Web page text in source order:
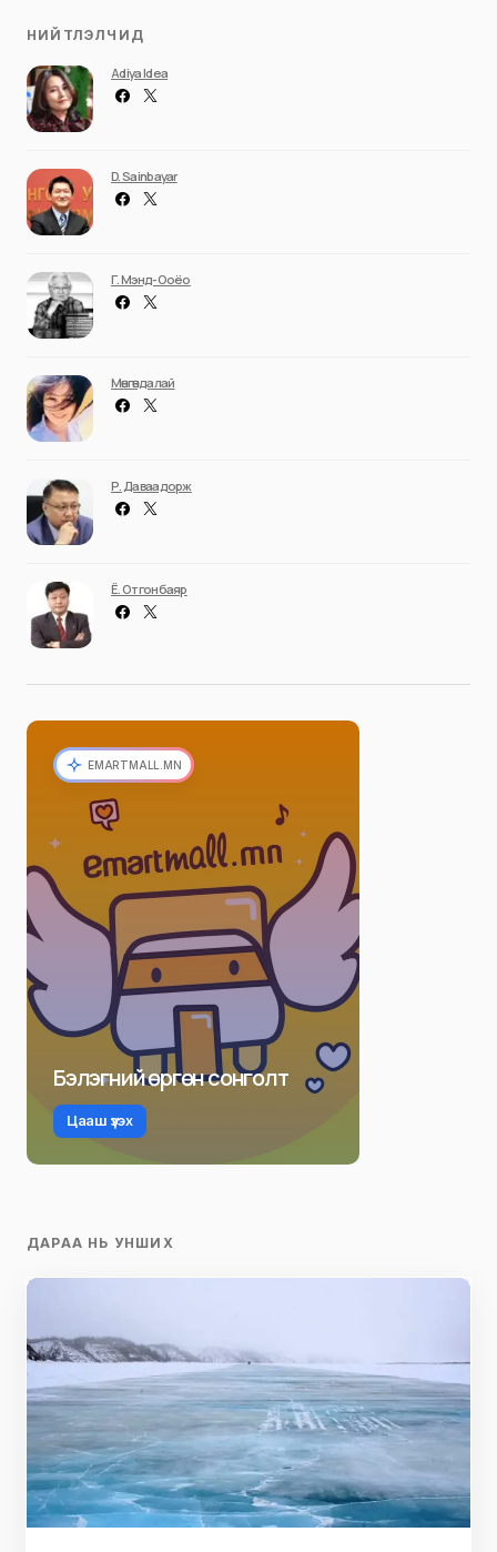
НИЙТЛЭЛЧИД
Adiya Idea
D. Sainbayar
Г. Мэнд-Ооёо
Мөнгөндалай
Р. Даваадорж
Ё. Отгонбаяр
EMARTMALL.MN
Бэлэгний өргөн сонголт
Цааш үзэх
ДАРАА НЬ УНШИХ